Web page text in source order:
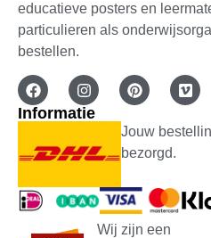
educatieve posters en
particulieren als
bestellen.
Informatie
Jouw
bezorgd.
Wij zijn een